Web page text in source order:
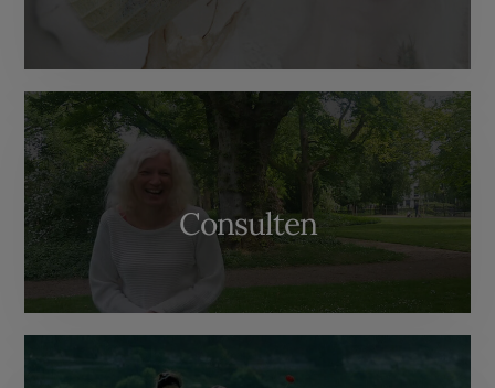
Consulten